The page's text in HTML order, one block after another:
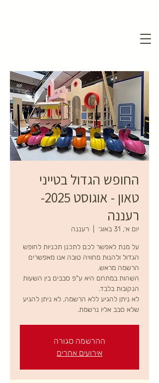
החופש הגדול בטייני
טאון - אוגוסט 2025-
רעננה
יום א׳, 31 באוג׳ רעננה
על מנת לאפשר לכם לתכנן תכניות לחופש
הגדול ולהנות מחוויה טובה אנו מאפשרים
השהות במתחם היא ע"פ סבבים בין השעות
לא ניתן להגיע ללא הרשמה, לא ניתן להגיע
שלא סבב אליו נרשמת.
ההרשמה סגורה
אירועים אחרים